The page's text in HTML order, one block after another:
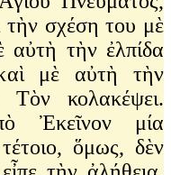
σχέση του μὲ
τὴν ἐλπίδα
μὲ αὐτὴ τὴν
Τὸν κολακέψει.
Ἐκεῖνον μία
ὅμως, δὲν